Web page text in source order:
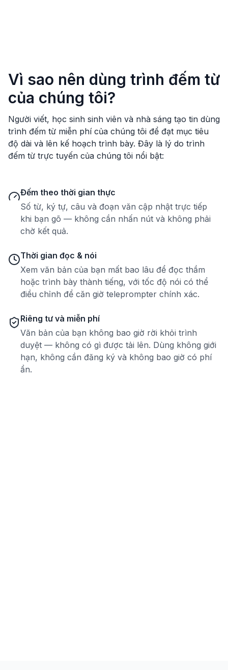
Vì sao nên dùng trình đếm từ
của chúng tôi?
Người viết, học sinh sinh viên và nhà sáng tạo tin dùng
trình đếm từ miễn phí của chúng tôi để đạt mục tiêu
độ dài và lên kế hoạch trình bày. Đây là lý do trình
đếm từ trực tuyến của chúng tôi nổi bật:
Đếm theo thời gian thực
Số từ, ký tự, câu và đoạn văn cập nhật trực tiếp
khi bạn gõ — không cần nhấn nút và không phải
chờ kết quả.
Thời gian đọc & nói
Xem văn bản của bạn mất bao lâu để đọc thầm
hoặc trình bày thành tiếng, với tốc độ nói có thể
điều chỉnh để căn giờ teleprompter chính xác.
Riêng tư và miễn phí
Văn bản của bạn không bao giờ rời khỏi trình
duyệt — không có gì được tải lên. Dùng không giới
hạn, không cần đăng ký và không bao giờ có phí
ẩn.